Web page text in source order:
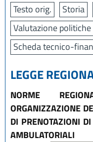
Testo orig.
Storia
Valutazione
Scheda tecnico-
LEGGE
NORME
ORGANIZZAZIONE
DI PRENOTAZIONI
AMBULATORIALI